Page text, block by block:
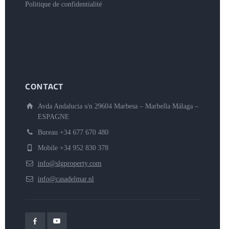
Politique de confidentialité
CONTACT
Avda Andalucia s/n 29604 Marbesa – Marbella Málaga –
ESPAGNE
Bureau +34 677 670 480
Mobile +34 952 830 378
info@slgproperty.com
info@casadelmar.nl